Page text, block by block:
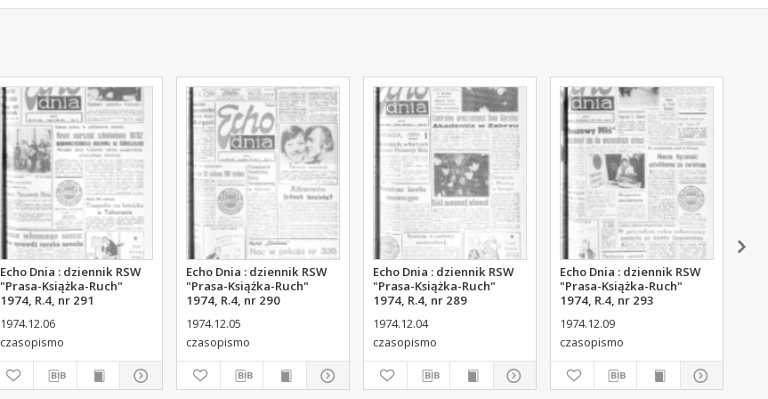
Echo Dnia : dziennik RSW
"Prasa-Książka-Ruch"
1974, R.4, nr 291
1974.12.06
czasopismo
Echo Dnia : dziennik RSW
"Prasa-Książka-Ruch"
1974, R.4, nr 290
1974.12.05
czasopismo
Echo Dnia : dziennik RSW
"Prasa-Książka-Ruch"
1974, R.4, nr 289
1974.12.04
czasopismo
Echo Dnia : dziennik RSW
"Prasa-Książka-Ruch"
1974, R.4, nr 293
1974.12.09
czasopismo